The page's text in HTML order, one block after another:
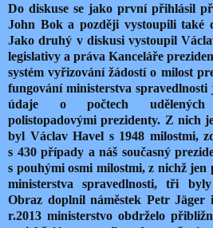
Do diskuse se jako první přihlásil
John Bok a později vystoupili také
Jako druhý v diskusi vystoupil
legislativy a práva Kanceláře
systém vyřizování žádostí o milost
fungování ministerstva
údaje o počtech udělených
polistopadovými prezidenty. Z nich
byl Václav Havel s 1948 milostmi,
s 430 případy a náš současný
s pouhými osmi milostmi, z nichž jen
ministerstva spravedlnosti, tři
Obraz doplnil náměstek Petr Jäger
r.2013 ministerstvo obdrželo